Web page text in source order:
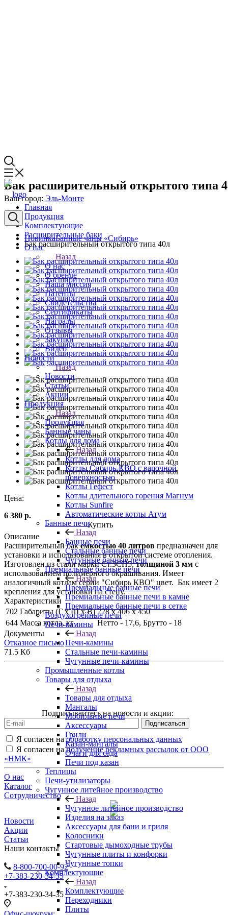
НовинкаБанные чаны «Сибирь»
О нас
Назад
О нас
О бренде
Наша миссия
Патенты
Свидетельства
Сертификаты
Награды
Отзывы
Закупки
Видео
Новости
Назад
Новости
Статьи
Акции
Продукция
Назад
Продукция
Банные чаны
Котлы для дома
Назад
Котлы для дома
Котлы Сибирь-КВО с варочной
поверхностью
Котлы Гефест
Котлы длительного горения Магнум
Котлы Sunfire
Автоматические котлы Атум
Банные печи
Назад
Банные печи
Стальные банные печи
Чугунные банные печи
Премиальные банные печи
Назад
Премиальные банные печи
Премиальные банные печи в камне
Премиальные банные печи в сетке
Воздухогрейные печи
Печи-камины
Назад
Печи-камины
Стальные печи-камины
Чугунные печи-камины
Промышленные котлы
Товары для отдыха
Назад
Товары для отдыха
Мангалы
Мобильные печи
Аксессуары
Грили
Казан-мангалы
Очаги для сада
Печи под казан
Теплицы
Печи-утилизаторы
Чугунное литейное производство
Назад
Чугунное литейное производство
Изделия на заказ
Аксессуары для бани и гриля
Колосники
Стартовые дымоходные трубы
Чугунные плиты и конфорки
Чугунные топки
Комплектующие
Назад
Комплектующие
Переходники
Плиты
Ваш город: Эль-Монте
Бак расширительный открытого типа
Главная
Продукция
Комплектующие
Расширительные баки
Бак расширительный открытого типа 40л
Цена:
6 380 р.
Купить
Описание
Расширительный бакемкостью 40 литров предназначен для
установки и использования в открытой системе отопления.
Изготовлен из стали марки Ст.3СП5,толщиной 3 мм с
использованием полимерного окрашивания. Имеет
аналогичный котлам серии "Сибирь КВО" цвет. Бак имеет 2
крепления для установки на стену.
Характеристики
702 Габариты (Г х Ш х В) 228 х 406 х 450
644 Масса котла, кг
Нетто - 17,6, Брутто - 18
Документы
Отказное письмо
71.5 Кб
Подписывайтесь на новости и акции:
Я согласен наобработку персональных данных
Я согласен наполучение рекламных рассылок от ООО
«НМК»
О нас
Каталог
Сотрудничество
Новости
Акции
Статьи
Наши контакты
8-800-700-00-92
+7-383-230-34-35
+7-383-230-34-35